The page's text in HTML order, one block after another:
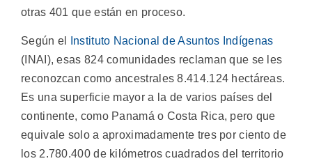
otras 401 que están en proceso.
Según el
Instituto Nacional de Asuntos Indígenas
(INAI), esas 824 comunidades reclaman que se les
reconozcan como ancestrales 8.414.124 hectáreas.
Es una superficie mayor a la de varios países del
continente, como Panamá o Costa Rica, pero que
equivale solo a aproximadamente tres por ciento de
los 2.780.400 de kilómetros cuadrados del territorio